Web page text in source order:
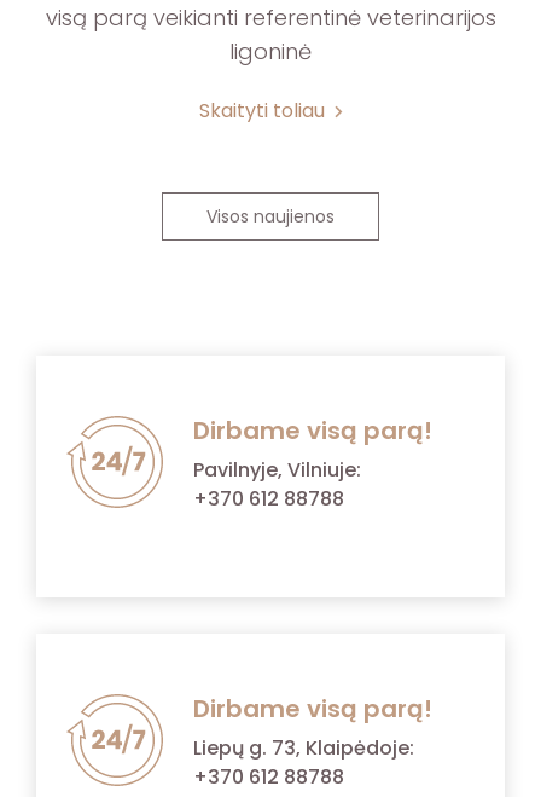
Visos naujienos
visą parą veikianti referentinė veterinarijos
ligoninė
Skaityti toliau
Dirbame visą parą!
Pavilnyje, Vilniuje:
+370 612 88788
Dirbame visą parą!
Liepų g. 73, Klaipėdoje:
+370 612 88788